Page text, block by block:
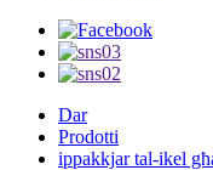
Dar
Prodotti
ippakkjar tal-ikel